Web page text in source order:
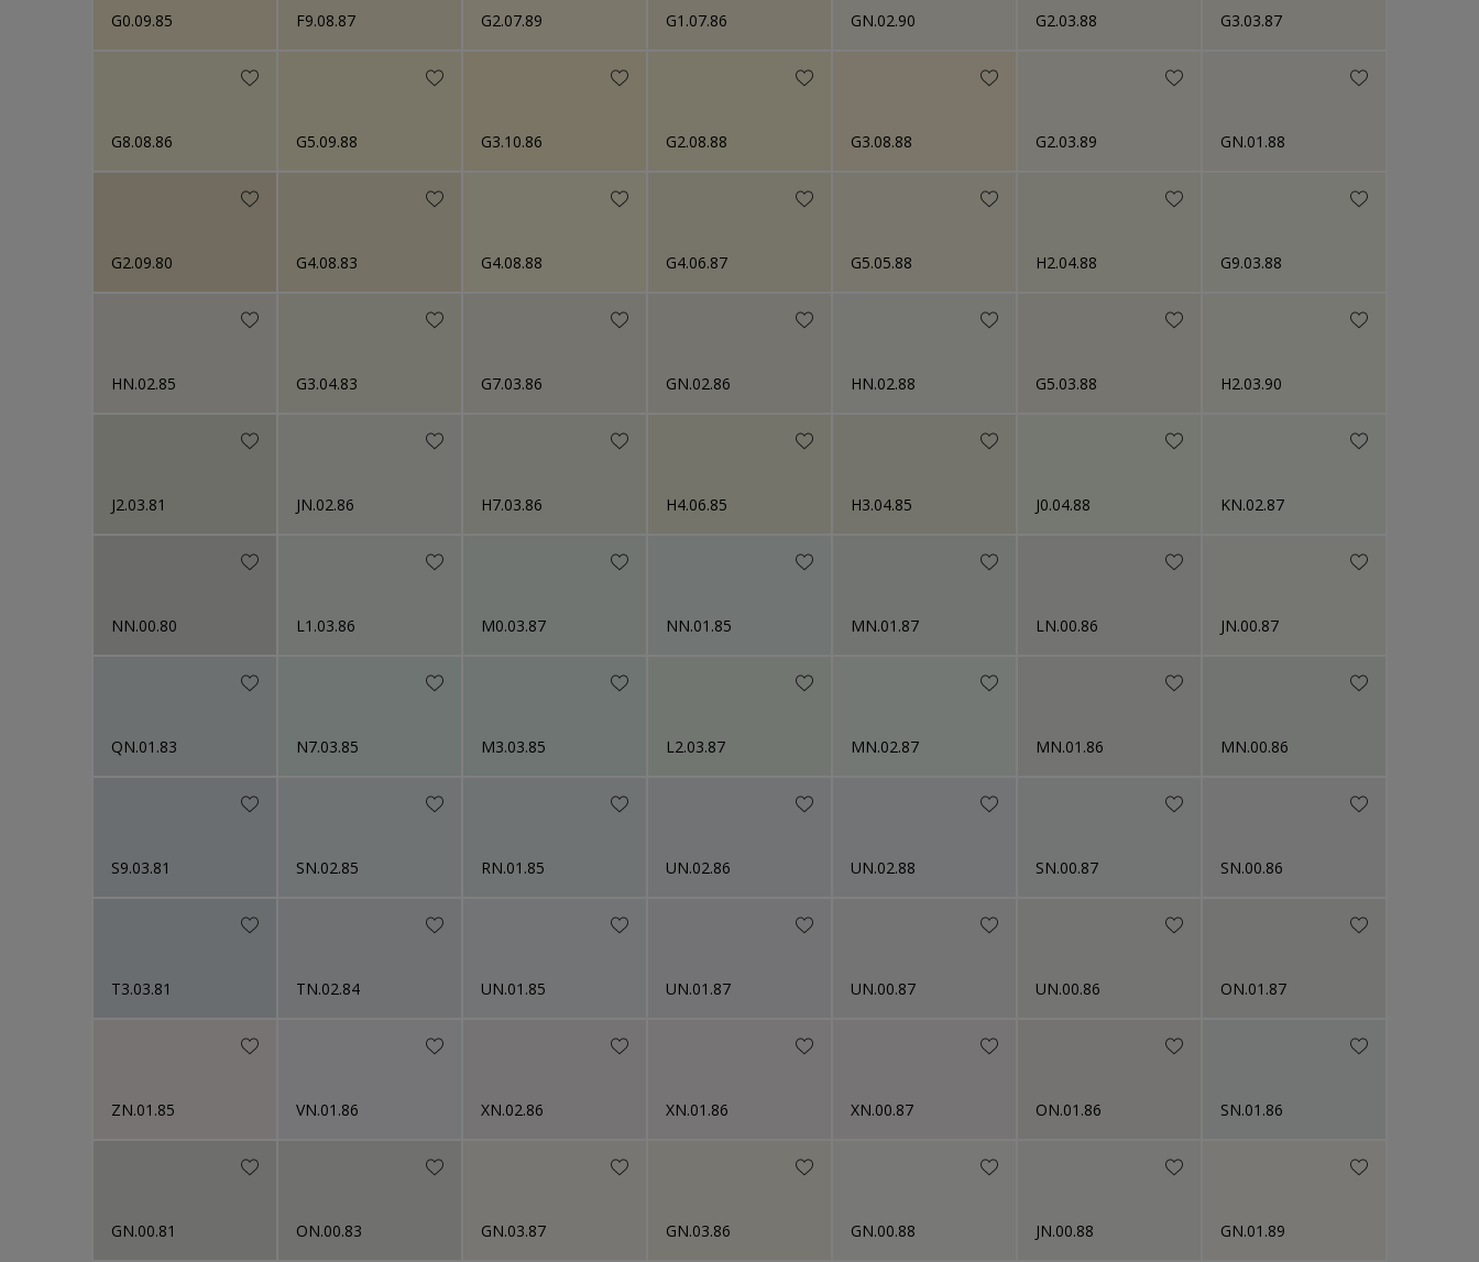
G0.09.85 F9.08.87 G2.07.89 G1.07.86 GN.02.90 G2.03.88 G3.03.87
G8.08.86 G5.09.88 G3.10.86 G2.08.88 G3.08.88 G2.03.89 GN.01.88
G2.09.80 G4.08.83 G4.08.88 G4.06.87 G5.05.88 H2.04.88 G9.03.88
HN.02.85 G3.04.83 G7.03.86 GN.02.86 HN.02.88 G5.03.88 H2.03.90
J2.03.81 JN.02.86 H7.03.86 H4.06.85 H3.04.85 J0.04.88 KN.02.87
NN.00.80 L1.03.86 M0.03.87 NN.01.85 MN.01.87 LN.00.86 JN.00.87
QN.01.83 N7.03.85 M3.03.85 L2.03.87 MN.02.87 MN.01.86 MN.00.86
S9.03.81 SN.02.85 RN.01.85 UN.02.86 UN.02.88 SN.00.87 SN.00.86
T3.03.81 TN.02.84 UN.01.85 UN.01.87 UN.00.87 UN.00.86 ON.01.87
ZN.01.85 VN.01.86 XN.02.86 XN.01.86 XN.00.87 ON.01.86 SN.01.86
GN.00.81 ON.00.83 GN.03.87 GN.03.86 GN.00.88 JN.00.88 GN.01.89